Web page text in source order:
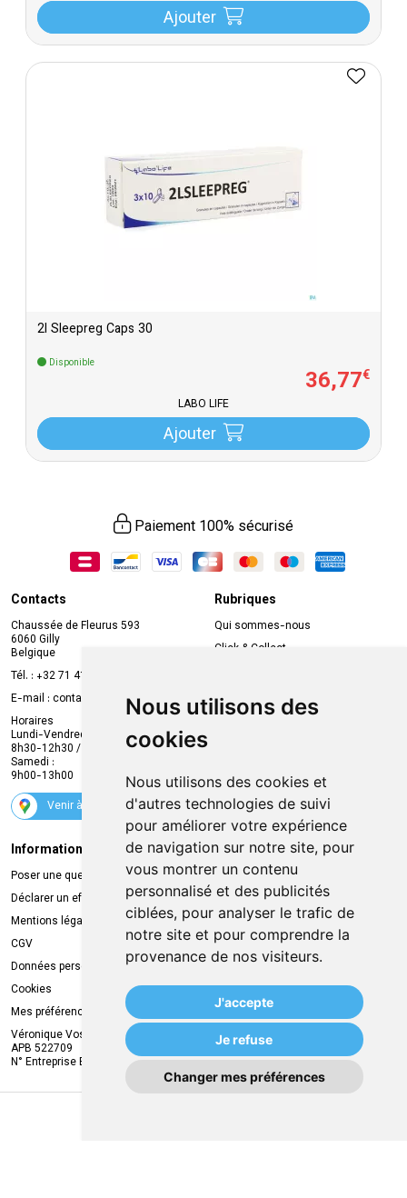
Nous utilisons des
cookies
Nous utilisons des cookies et
d'autres technologies de suivi
pour améliorer votre expérience
de navigation sur notre site, pour
vous montrer un contenu
personnalisé et des publicités
ciblées, pour analyser le trafic de
notre site et pour comprendre la
provenance de nos visiteurs.
J'accepte
Je refuse
Changer mes préférences
Ajouter
2l Sleepreg Caps 30
Disponible
36,77€
LABO LIFE
Ajouter
Paiement 100% sécurisé
Contacts
Chaussée de Fleurus 593
6060 Gilly
Belgique
Tél. : +32 71 41 32 10
E-mail : contact
mvapharma.be
Horaires
Lundi-Vendredi :
8h30-12h30 / 13h30-18h30
Samedi :
9h00-13h00
Venir à la pharmacie
Rubriques
Qui sommes-nous
Click & Collect
Compte professionnel
Envoi d’ordonnance
Suivez-nous
Informations légales
Poser une question
Déclarer un effet indésirable
Mentions légales
CGV
Données personnelles
Cookies
Mes préférences Cookies
Véronique Vos
APB 522709
N° Entreprise BE0749.944.612
Livraison
Retrait à la pharmacie
Livraison chez vous
Livraison dans un Point Relais